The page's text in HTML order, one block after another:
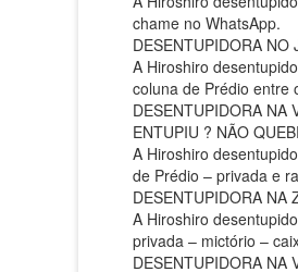
chame no WhatsApp.
DESENTUPIDORA
A Hiroshiro
coluna de Prédio entre
DESENTUPIDORA NA
ENTUPIU ? NÃO
A Hiroshiro
de Prédio – privada e
DESENTUPIDORA NA
A Hiroshiro
privada – mictório –
DESENTUPIDORA NA